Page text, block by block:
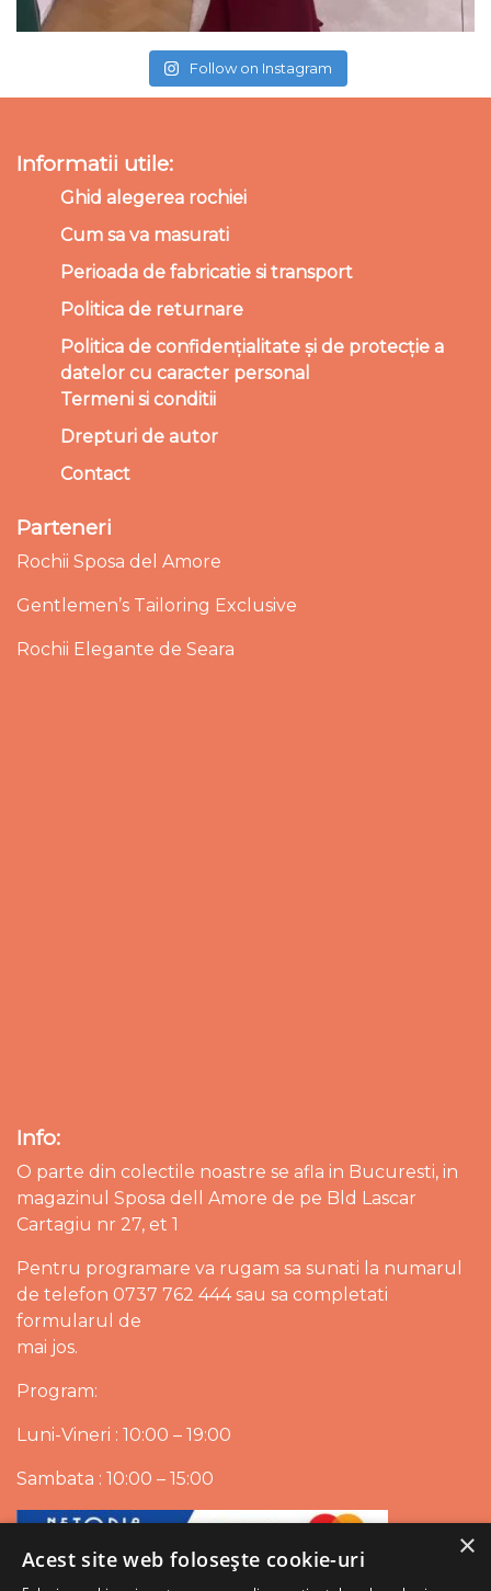
Follow on Instagram
Informatii utile:
Ghid alegerea rochiei
Cum sa va masurati
Perioada de fabricatie si transport
Politica de returnare
Politica de confidențialitate și de protecție a
datelor cu caracter personal
Termeni si conditii
Drepturi de autor
Contact
Parteneri
Rochii Sposa del Amore
Gentlemen’s Tailoring Exclusive
Rochii Elegante de Seara
Info:
O parte din colectile noastre se afla in Bucuresti, in
magazinul Sposa dell Amore de pe Bld Lascar
Cartagiu nr 27, et 1
Pentru programare va rugam sa sunati la numarul
de telefon 0737 762 444 sau sa completati
formularul de
mai jos.
Program:
Luni-Vineri : 10:00 – 19:00
Sambata : 10:00 – 15:00
×
Acest site web folosește cookie-uri